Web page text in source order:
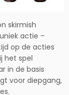
skirmish
actie –
op de acties
het spel
in de basis
voor diepgang,